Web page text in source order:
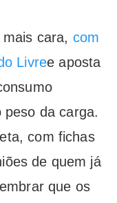
cara, com
Livree aposta
da carga.
com fichas
de quem já
que os